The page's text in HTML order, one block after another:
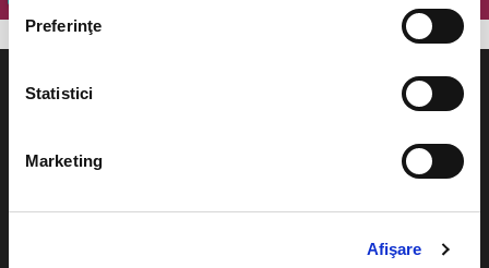
Preferinţe
Statistici
Marketing
Afişare
Cum comand bilete?
Evenimente